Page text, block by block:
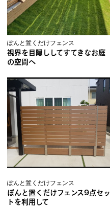
ぽんと置くだけフェンス
視界を目隠ししてすてきなお庭
の空間へ
ぽんと置くだけフェンス
ぽんと置くだけフェンス9点セッ
トを利用して